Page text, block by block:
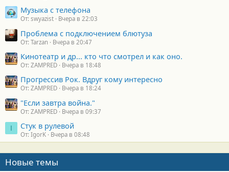
Музыка с телефона
От: swyazist Вчера в 22:03
Проблема с подключением блютуза
От: Tarzan Вчера в 20:47
Кинотеатр и др... кто что смотрел и как оно.
От: ZAMPRED Вчера в 18:48
Прогрессив Рок. Вдруг кому интересно
От: ZAMPRED Вчера в 18:24
"Если завтра война."
От: ZAMPRED Вчера в 09:37
I Стук в рулевой
От: IgorK Вчера в 08:48
Новые темы